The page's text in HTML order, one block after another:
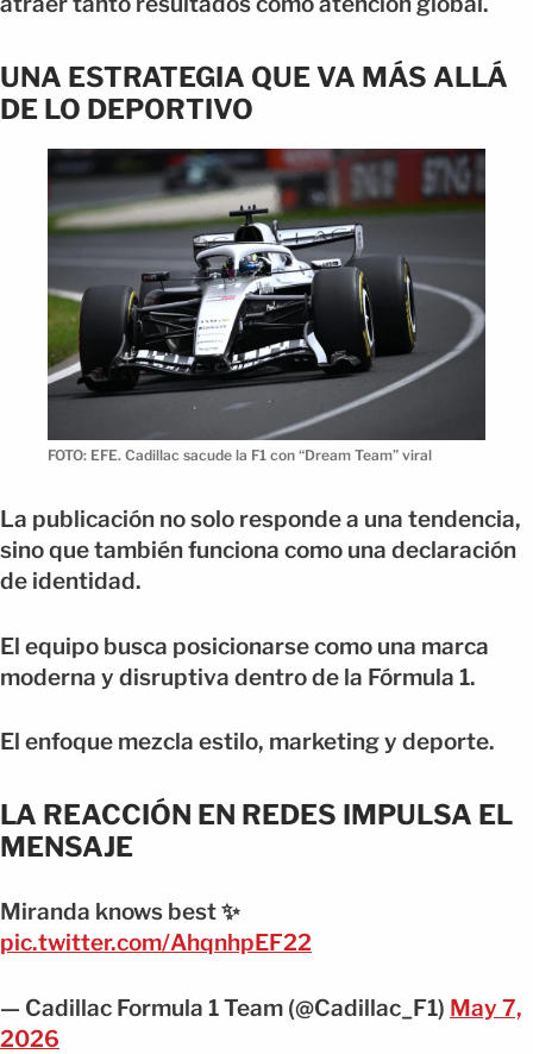
UNA ESTRATEGIA QUE VA MÁS ALLÁ
DE LO DEPORTIVO
FOTO: EFE. Cadillac sacude la F1 con “Dream Team” viral
La publicación no solo responde a una tendencia,
sino que también funciona como una declaración
de identidad.
El equipo busca posicionarse como una marca
moderna y disruptiva dentro de la Fórmula 1.
El enfoque mezcla estilo, marketing y deporte.
LA REACCIÓN EN REDES IMPULSA EL
MENSAJE
Miranda knows best ✨
pic.twitter.com/AhqnhpEF22
— Cadillac Formula 1 Team (@Cadillac_F1) May 7,
2026